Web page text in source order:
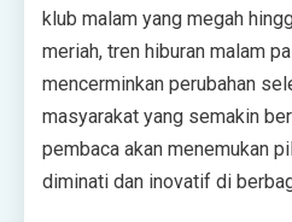
klub malam yang megah
meriah, tren hiburan malam
mencerminkan perubahan
masyarakat yang semakin
pembaca akan menemukan
diminati dan inovatif di